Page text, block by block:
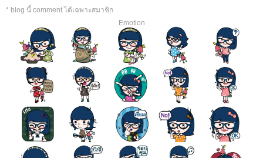
* blog นี้ comment ได้เฉพาะสมาชิก
Emotion